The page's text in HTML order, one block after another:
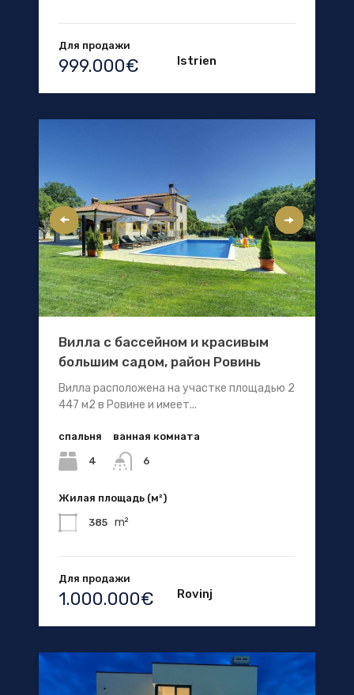
Для продажи
999.000€ Istrien
Вилла с бассейном и красивым
большим садом, район Ровинь
Вилла расположена на участке площадью 2
447 м2 в Ровине и имеет...
спальня
4
ванная комната
6
Жилая площадь (м²)
385 m²
Для продажи
1.000.000€ Rovinj